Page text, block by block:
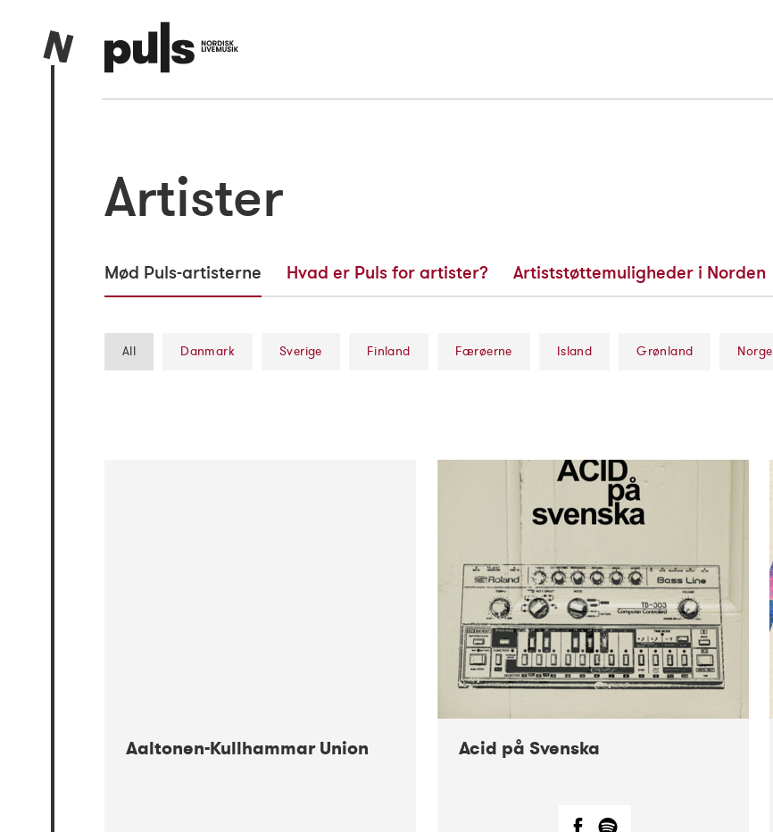
Artister
Mød Puls-artisterne Hvad er Puls for artister? Artiststøttemuligheder i Norden
All Danmark Sverige Finland Færøerne Island Grønland Norge
Aaltonen-Kullhammar Union Acid på Svenska